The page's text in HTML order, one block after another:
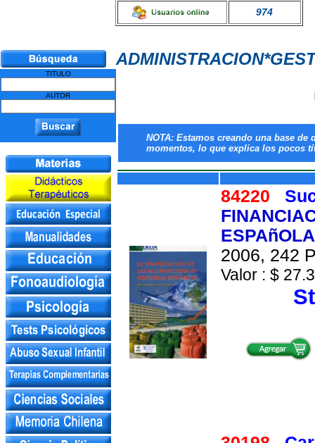
974
TITULO
AUTOR
NOTA: Estamos creando una base
momentos, lo que explica los pocos
84220
2006, 242
Valor : $